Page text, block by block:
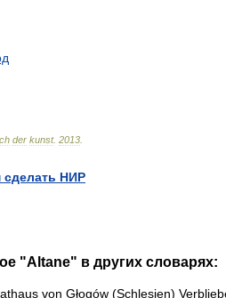
der kunst. 2013
НИР
"Altane" в других словарях:
von Głogów (Schlesien)